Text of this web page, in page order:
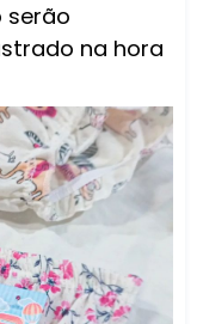
serão
na hora